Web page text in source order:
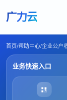
广力云
首页/帮助中心/企业公户
业务快速入口